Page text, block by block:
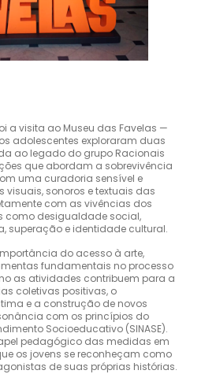
a visita ao Museu das Favelas —
adolescentes exploraram duas
ao legado do grupo Racionais
que abordam a sobrevivência
uma curadoria sensível e
visuais, sonoros e textuais das
com as vivências dos
como desigualdade social,
superação e identidade cultural.
do acesso à arte,
fundamentais no processo
as atividades contribuem para a
coletivas positivas, o
e a construção de novos
com os princípios do
Socioeducativo (SINASE).
pedagógico das medidas em
os jovens se reconheçam como
de suas próprias histórias.